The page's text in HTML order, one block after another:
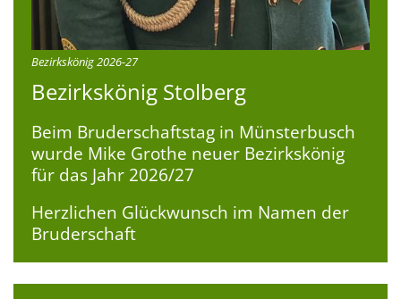
Bezirkskönig 2026-27
Bezirkskönig Stolberg
Beim Bruderschaftstag in Münsterbusch
wurde Mike Grothe neuer Bezirkskönig
für das Jahr 2026/27
Herzlichen Glückwunsch im Namen der
Bruderschaft